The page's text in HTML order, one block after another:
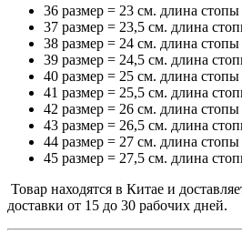
36 размер = 23 см. длина стопы
37 размер = 23,5 см. длина
38 размер = 24 см. длина стопы
39 размер = 24,5 см. длина
40 размер = 25 см. длина стопы
41 размер = 25,5 см. длина
42 размер = 26 см. длина стопы
43 размер = 26,5 см. длина
44 размер = 27 см. длина стопы
45 размер = 27,5 см. длина
Товар находятся в Китае и
доставки от 15 до 30 рабочих дней.